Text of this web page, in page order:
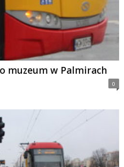
muzeum w Palmirach
0